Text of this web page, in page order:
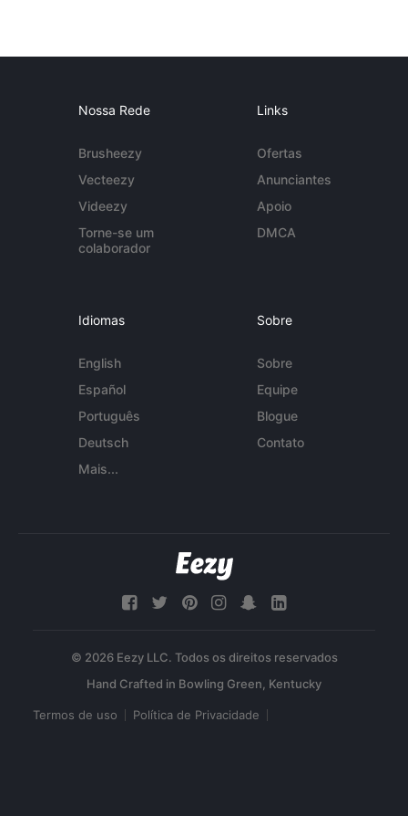
Nossa Rede
Brusheezy
Vecteezy
Videezy
Torne-se um
colaborador
Links
Ofertas
Anunciantes
Apoio
DMCA
Idiomas
English
Español
Português
Deutsch
Mais...
Sobre
Sobre
Equipe
Blogue
Contato
© 2026 Eezy LLC. Todos os direitos reservados
Termos de uso Política de Privacidade